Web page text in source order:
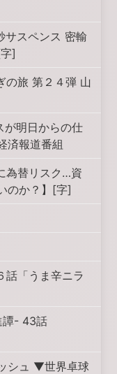
サスペンス 密輸
]
の旅 第２４弾 山
が明日からの仕
済報道番組
為替リスク…資
のか？】[字]
話「うま辛ニラ
譚- 43話
シュ ▼世界卓球